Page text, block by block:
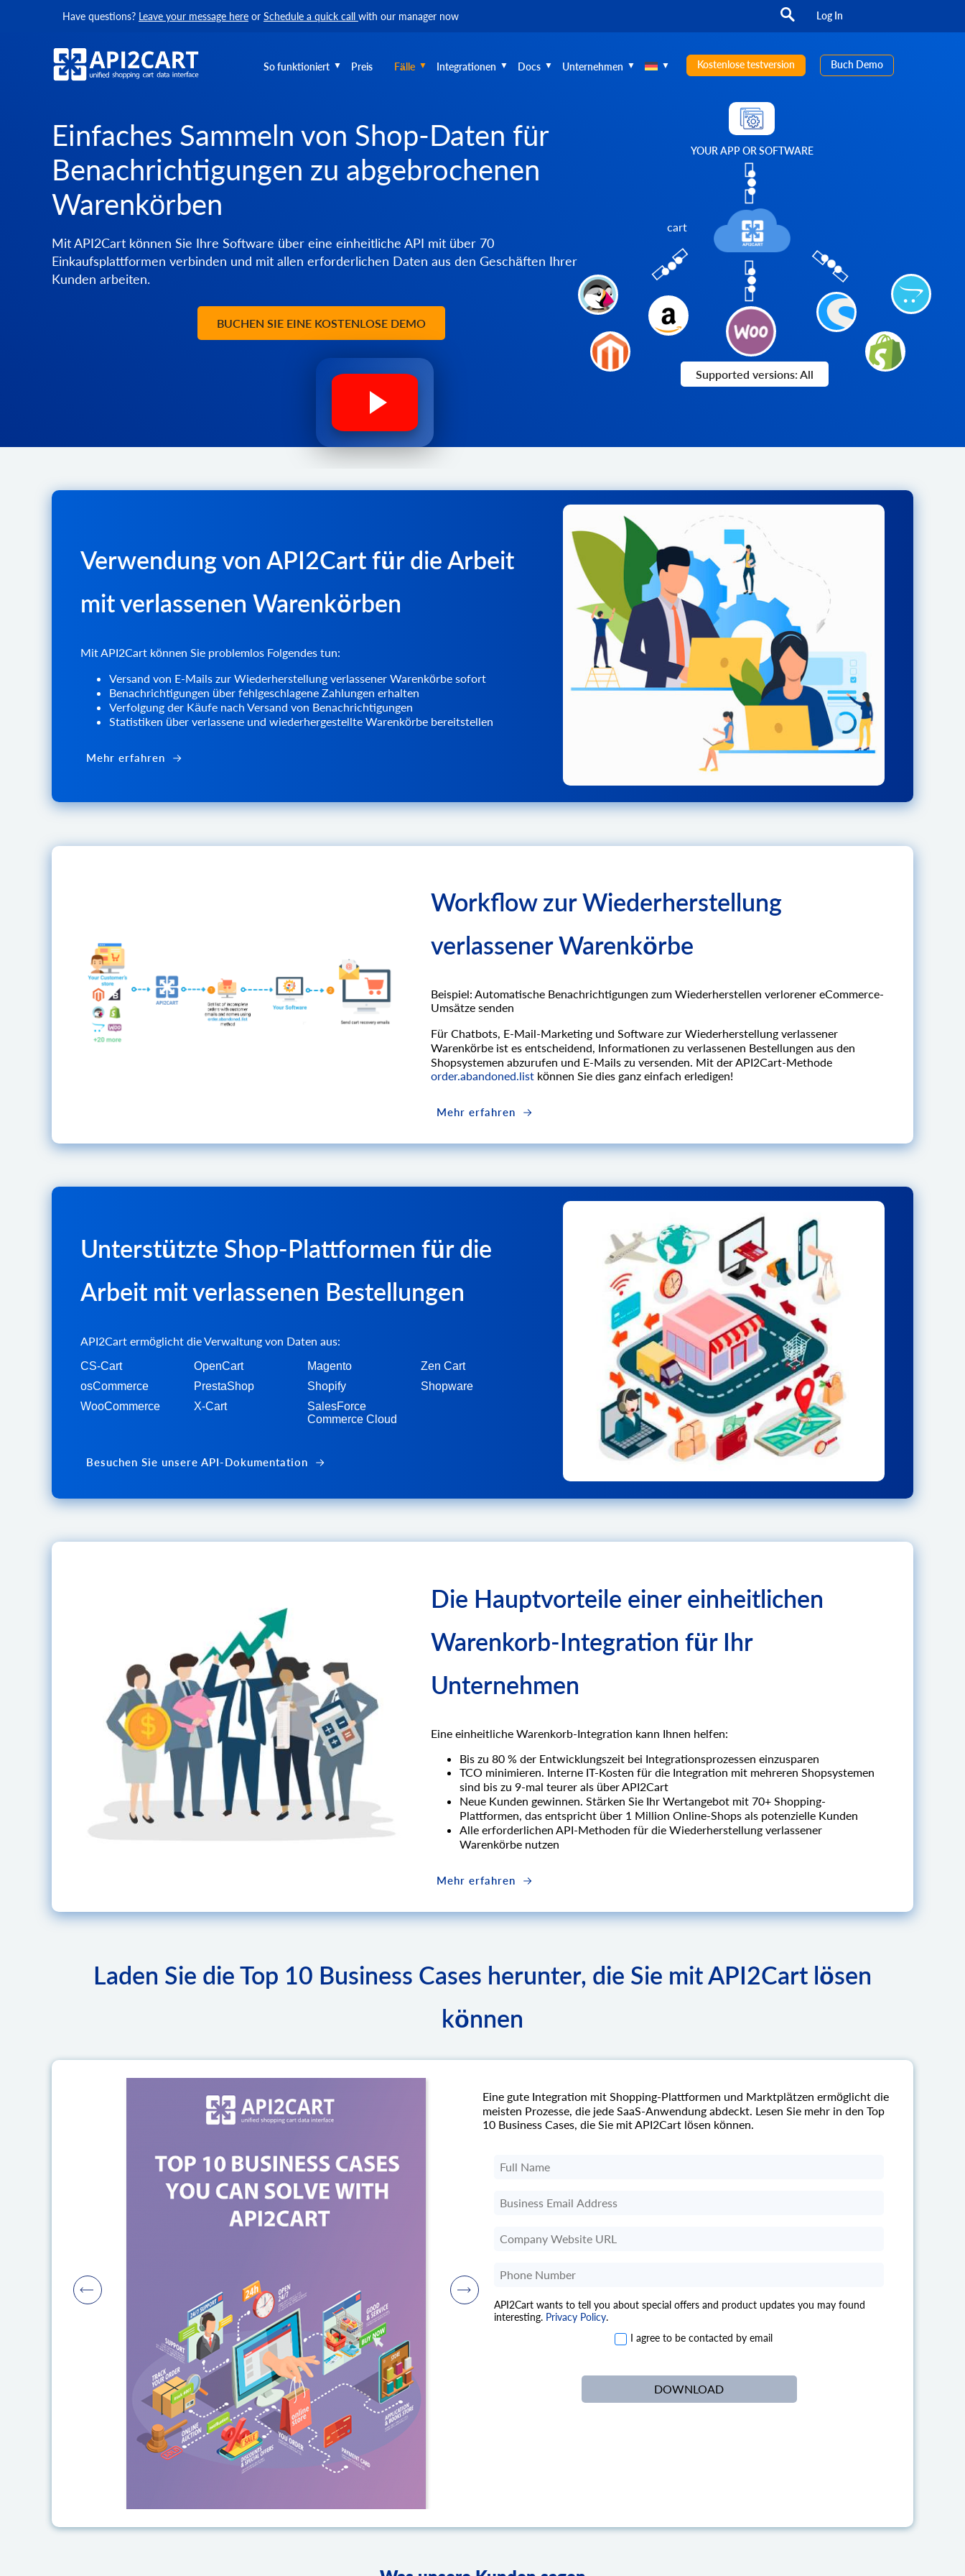
Have questions? Leave your message here or Schedule a quick call with our manager now Log In
So funktioniert Preis Fälle Integrationen Docs Unternehmen Kostenlose testversion Buch Demo
Einfaches Sammeln von Shop-Daten für
Benachrichtigungen zu abgebrochenen
Warenkörben
Mit API2Cart können Sie Ihre Software über eine einheitliche API mit über 70
Einkaufsplattformen verbinden und mit allen erforderlichen Daten aus den Geschäften Ihrer
Kunden arbeiten.
BUCHEN SIE EINE KOSTENLOSE DEMO
YOUR APP OR SOFTWARE
Supported versions: All
Verwendung von API2Cart für die Arbeit
mit verlassenen Warenkörben
Mit API2Cart können Sie problemlos Folgendes tun:
Versand von E-Mails zur Wiederherstellung verlassener Warenkörbe sofort
Benachrichtigungen über fehlgeschlagene Zahlungen erhalten
Verfolgung der Käufe nach Versand von Benachrichtigungen
Statistiken über verlassene und wiederhergestellte Warenkörbe bereitstellen
Mehr erfahren
Workflow zur Wiederherstellung
verlassener Warenkörbe
Beispiel: Automatische Benachrichtigungen zum Wiederherstellen verlorener eCommerce-
Umsätze senden
Für Chatbots, E-Mail-Marketing und Software zur Wiederherstellung verlassener
Warenkörbe ist es entscheidend, Informationen zu verlassenen Bestellungen aus den
Shopsystemen abzurufen und E-Mails zu versenden. Mit der API2Cart-Methode
order.abandoned.list können Sie dies ganz einfach erledigen!
Mehr erfahren
Unterstützte Shop-Plattformen für die
Arbeit mit verlassenen Bestellungen
API2Cart ermöglicht die Verwaltung von Daten aus:
CS-Cart OpenCart Magento
Zen Cart
osCommerce
PrestaShop Shopify
Shopware
WooCommerce
X-Cart
SalesForce
Commerce Cloud
Besuchen Sie unsere API-Dokumentation
Die Hauptvorteile einer einheitlichen
Warenkorb-Integration für Ihr
Unternehmen
Eine einheitliche Warenkorb-Integration kann Ihnen helfen:
Bis zu 80 % der Entwicklungszeit bei Integrationsprozessen einzusparen
TCO minimieren. Interne IT-Kosten für die Integration mit mehreren Shopsystemen
sind bis zu 9-mal teurer als über API2Cart
Neue Kunden gewinnen. Stärken Sie Ihr Wertangebot mit 70+ Shopping-
Plattformen, das entspricht über 1 Million Online-Shops als potenzielle Kunden
Alle erforderlichen API-Methoden für die Wiederherstellung verlassener
Warenkörbe nutzen
Mehr erfahren
Laden Sie die Top 10 Business Cases herunter, die Sie mit API2Cart lösen
können
Eine gute Integration mit Shopping-Plattformen und Marktplätzen ermöglicht die
meisten Prozesse, die jede SaaS-Anwendung abdeckt. Lesen Sie mehr in den Top
10 Business Cases, die Sie mit API2Cart lösen können.
API2Cart wants to tell you about special offers and product updates you may found
interesting. Privacy Policy.
I agree to be contacted by email